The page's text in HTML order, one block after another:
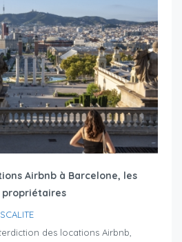
Airbnb à Barcelone, les
propriétaires
des locations Airbnb,